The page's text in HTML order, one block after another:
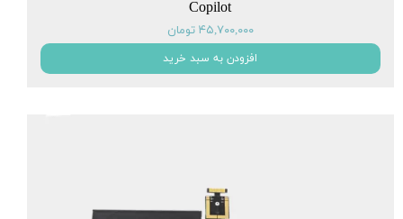
Copilot
۴۵,۷۰۰,۰۰۰ تومان
افزودن به سبد خرید